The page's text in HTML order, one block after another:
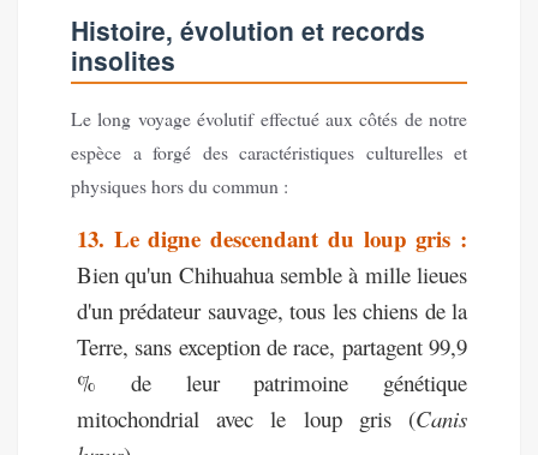
Histoire, évolution et records
insolites
Le long voyage évolutif effectué aux côtés de notre
espèce a forgé des caractéristiques culturelles et
physiques hors du commun :
13. Le digne descendant du loup gris :
Bien qu'un Chihuahua semble à mille lieues
d'un prédateur sauvage, tous les chiens de la
Terre, sans exception de race, partagent 99,9
% de leur patrimoine génétique
mitochondrial avec le loup gris (Canis